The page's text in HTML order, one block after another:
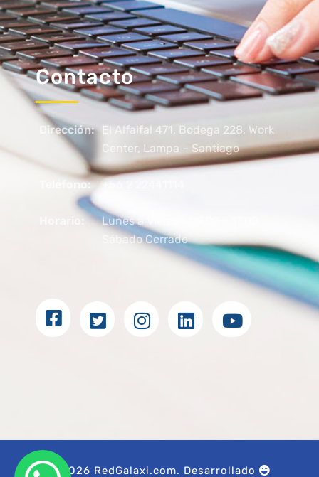
Contacto
Dirección:
El Alfalfal 471, Bodega 228, Work
Center, Lampa – Santiago
Teléfono: +56 2 22441114
Horario:
Lunes a Viernes 09.00 – 17.00
Sábado Cerrado
© 2026 RedGalaxi.com. Desarrollado